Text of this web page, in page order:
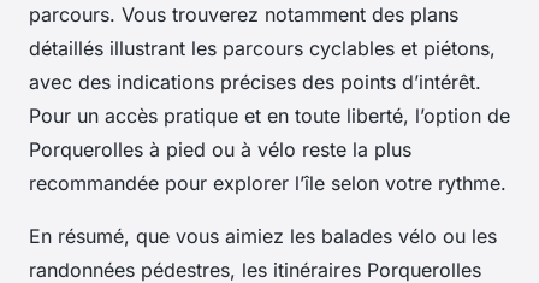
parcours. Vous trouverez notamment des plans
détaillés illustrant les parcours cyclables et piétons,
avec des indications précises des points d’intérêt.
Pour un accès pratique et en toute liberté, l’option de
Porquerolles à pied ou à vélo reste la plus
recommandée pour explorer l’île selon votre rythme.
En résumé, que vous aimiez les balades vélo ou les
randonnées pédestres, les itinéraires Porquerolles